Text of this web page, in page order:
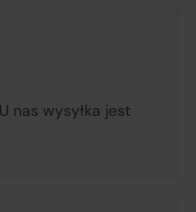
nas wysyłka jest
(na podstawie
zamówienie u